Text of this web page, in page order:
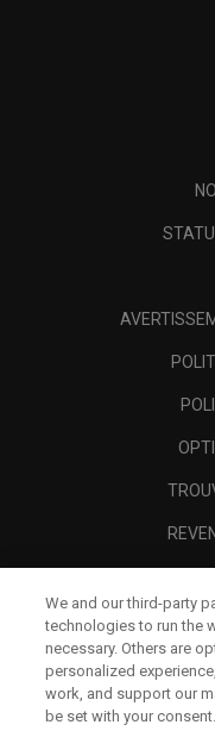
We and our third-party
technologies to run the
necessary. Others are
personalized
work, and support our
be set with your